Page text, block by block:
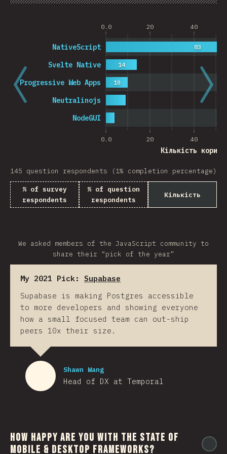
Chart Data Share
0.0 20 40
0.0 20 40
Кількість
NodeGUI
Neutralinojs
Progressive Web Apps
Svelte Native
NativeScript
10
14
83
145 question respondents (1% completion percentage)
% of survey
respondents
% of question
respondents
Кількість
We asked members of the JavaScript community to
share their “pick of the year”
My 2021 Pick: Supabase
Supabase is making Postgres accessible
to more developers and showing everyone
how a small focused team can out-ship
peers 10x their size.
Shawn Wang
Head of DX at Temporal
How happy are you with the state of
mobile & desktop frameworks?